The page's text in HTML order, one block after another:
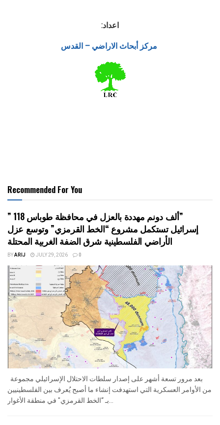
اعداد:
مركز أبحاث الاراضي – القدس
Recommended For You
” 118 ألف دونم مهددة بالعزل في محافظة طوباس”
إسرائيل تستكمل مشروع “الخط القرمزي” وتوسع عزل
الأراضي الفلسطينية شرق الضفة الغربية المحتلة
BYARIJ JULY 29, 2026 0
من الأوامر العسكرية التي استهدفت إنشاء ما أصبح يُعرف بين الفلسطينيين
بـ “الخط القرمزي" في منطقة الأغوار...